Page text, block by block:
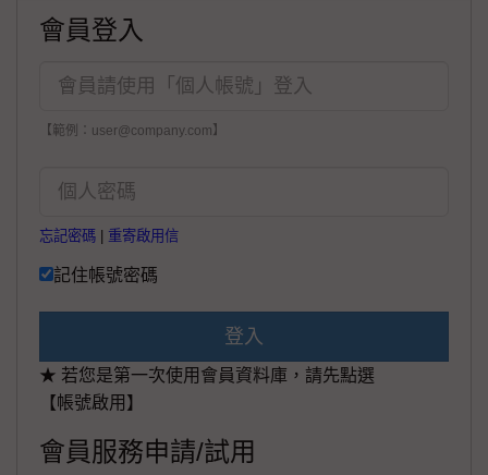
會員登入
【範例：user@company.com】
忘記密碼 重寄啟用信
記住帳號密碼
登入
★ 若您是第一次使用會員資料庫，請先點選
【帳號啟用】
會員服務申請/試用